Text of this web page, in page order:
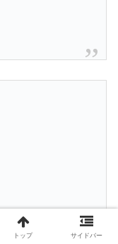
トップ サイドバー